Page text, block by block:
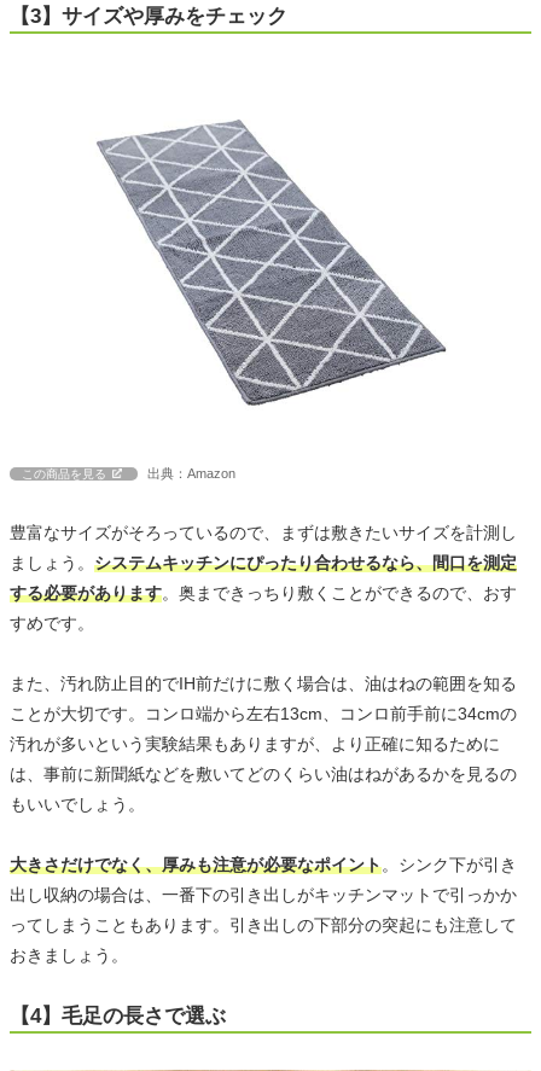
【3】サイズや厚みをチェック
この商品を見る 出典：Amazon
豊富なサイズがそろっているので、まずは敷きたいサイズを計測し
ましょう。 システムキッチンにぴったり合わせるなら、間口を測定
する必要があります。奥まできっちり敷くことができるので、おす
すめです。
また、汚れ防止目的でIH前だけに敷く場合は、油はねの範囲を知る
ことが大切です。コンロ端から左右13cm、コンロ前手前に34cmの
汚れが多いという実験結果もありますが、より正確に知るために
は、事前に新聞紙などを敷いてどのくらい油はねがあるかを見るの
もいいでしょう。
大きさだけでなく、厚みも注意が必要なポイント。シンク下が引き
出し収納の場合は、一番下の引き出しがキッチンマットで引っかか
ってしまうこともあります。引き出しの下部分の突起にも注意して
おきましょう。
【4】毛足の長さで選ぶ